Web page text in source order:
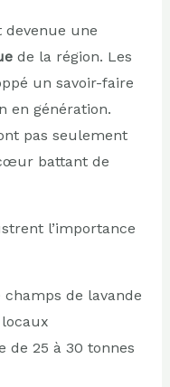
une
de la région. Les
un savoir-faire
en génération.
pas seulement
battant de
l’importance
de lavande
de 25 à 30 tonnes